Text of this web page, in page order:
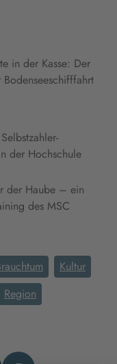
in der Kasse: Der
der Hochschule
der Haube – ein
des MSC
Kultur
Region